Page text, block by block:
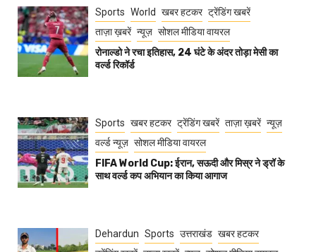
Sports World खबर हटकर ट्रेंडिंग खबरें
ताज़ा ख़बरें न्यूज़ सोशल मीडिया वायरल
रोनाल्डो ने रचा इतिहास, 24 घंटे के अंदर तोड़ा मेसी का
वर्ल्ड रिकॉर्ड
Sports खबर हटकर ट्रेंडिंग खबरें ताज़ा ख़बरें न्यूज़
वर्ल्ड न्यूज़ सोशल मीडिया वायरल
FIFA World Cup: ईरान, सऊदी और मिस्र ने ड्रॉ के
साथ वर्ल्ड कप अभियान का किया आगाज
Dehardun Sports उत्तराखंड खबर हटकर